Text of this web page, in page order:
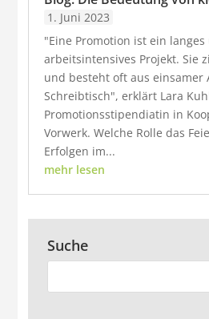
1. Juni 2023
"Eine Promotion ist ein langes
arbeitsintensives Projekt. Sie
und besteht oft aus einsamer
Schreibtisch", erklärt Lara
Promotionsstipendiatin in
Vorwerk. Welche Rolle das
Erfolgen im...
mehr lesen
Suche